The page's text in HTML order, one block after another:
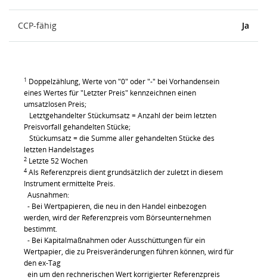
CCP-fähig Ja
1 Doppelzählung, Werte von "0" oder "-" bei Vorhandensein
eines Wertes für "Letzter Preis" kennzeichnen einen
umsatzlosen Preis;
Letztgehandelter Stückumsatz = Anzahl der beim letzten
Preisvorfall gehandelten Stücke;
Stückumsatz = die Summe aller gehandelten Stücke des
letzten Handelstages
2 Letzte 52 Wochen
4 Als Referenzpreis dient grundsätzlich der zuletzt in diesem
Instrument ermittelte Preis.
Ausnahmen:
- Bei Wertpapieren, die neu in den Handel einbezogen
werden, wird der Referenzpreis vom Börseunternehmen
bestimmt.
- Bei Kapitalmaßnahmen oder Ausschüttungen für ein
Wertpapier, die zu Preisveränderungen führen können, wird für
den ex-Tag
ein um den rechnerischen Wert korrigierter Referenzpreis